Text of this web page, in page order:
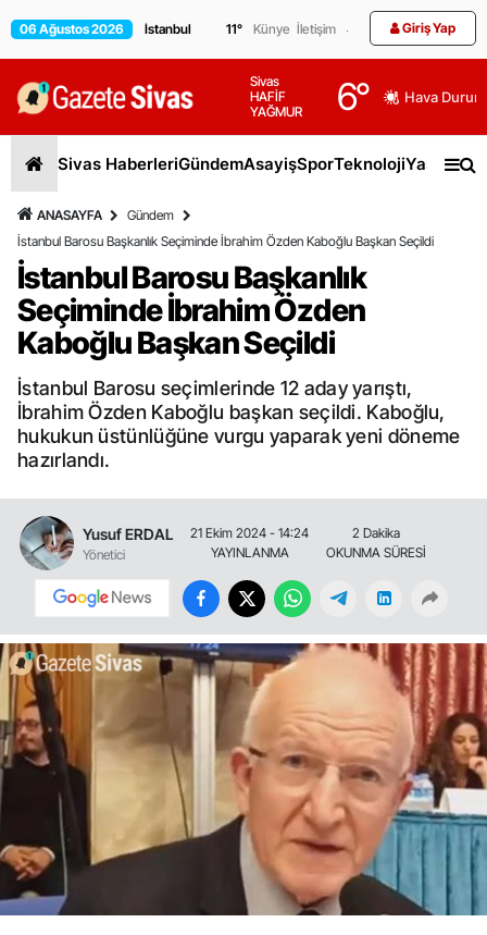
06 Ağustos 2026 11° Künye İletişim Giriş Yap
Sivas
HAFİF
YAĞMUR
6° Hava
Sivas HaberleriGündemAsayişSporTeknolojiYaşam
ANASAYFA
Gündem
İstanbul Barosu Başkanlık Seçiminde İbrahim Özden Kaboğlu Başkan Seçildi
İstanbul Barosu Başkanlık
Seçiminde İbrahim Özden
Kaboğlu Başkan Seçildi
İstanbul Barosu seçimlerinde 12 aday yarıştı,
İbrahim Özden Kaboğlu başkan seçildi. Kaboğlu,
hukukun üstünlüğüne vurgu yaparak yeni döneme
hazırlandı.
Yusuf ERDAL
Yönetici
21 Ekim 2024 - 14:24
YAYINLANMA
2 Dakika
OKUNMA SÜRESİ